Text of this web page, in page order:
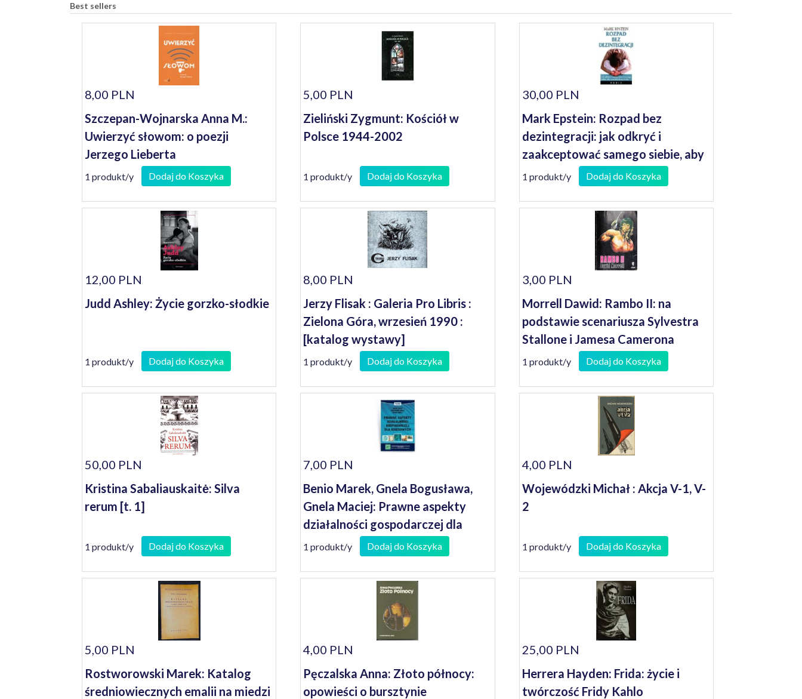
Best sellers
8,00 PLN
Szczepan-Wojnarska Anna M.:
Uwierzyć słowom: o poezji
Jerzego Lieberta
1 produkt/y Dodaj do Koszyka
5,00 PLN
Zieliński Zygmunt: Kościół w
Polsce 1944-2002
1 produkt/y Dodaj do Koszyka
30,00 PLN
Mark Epstein: Rozpad bez
dezintegracji: jak odkryć i
zaakceptować samego siebie, aby
odnaleźć pełnię życia
1 produkt/y Dodaj do Koszyka
12,00 PLN
Judd Ashley: Życie gorzko-słodkie
1 produkt/y Dodaj do Koszyka
8,00 PLN
Jerzy Flisak : Galeria Pro Libris :
Zielona Góra, wrzesień 1990 :
[katalog wystawy]
1 produkt/y Dodaj do Koszyka
3,00 PLN
Morrell Dawid: Rambo II: na
podstawie scenariusza Sylvestra
Stallone i Jamesa Camerona
1 produkt/y Dodaj do Koszyka
50,00 PLN
Kristina Sabaliauskaitė: Silva
rerum [t. 1]
1 produkt/y Dodaj do Koszyka
7,00 PLN
Benio Marek, Gnela Bogusława,
Gnela Maciej: Prawne aspekty
działalności gospodarczej dla
księgowych
1 produkt/y Dodaj do Koszyka
4,00 PLN
Wojewódzki Michał : Akcja V-1, V-
2
1 produkt/y Dodaj do Koszyka
5,00 PLN
Rostworowski Marek: Katalog
średniowiecznych emalii na miedzi
4,00 PLN
Pęczalska Anna: Złoto północy:
opowieści o bursztynie
25,00 PLN
Herrera Hayden: Frida: życie i
twórczość Fridy Kahlo